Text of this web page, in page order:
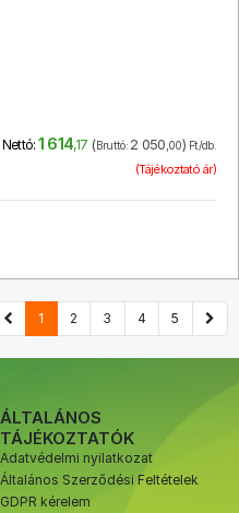
Nettó: 1 614,17 (Bruttó:2 050,00) Ft/db.
(Tájékoztató ár)
1 2 3 4 5
ÁLTALÁNOS
TÁJÉKOZTATÓK
Adatvédelmi nyilatkozat
Általános Szerződési Feltételek
GDPR kérelem